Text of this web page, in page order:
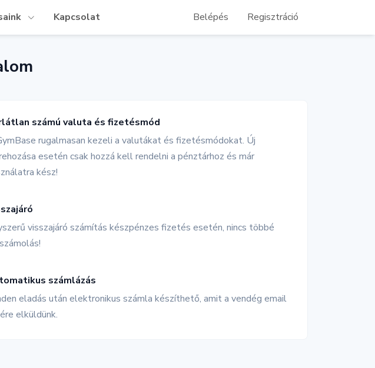
Kapcsolat Belépés Regisztráció
számú valuta és fizetésmód
rugalmasan kezeli a valutákat és fizetésmódokat. Új
esetén csak hozzá kell rendelni a pénztárhoz és már
kész!
visszajáró számítás készpénzes fizetés esetén, nincs többé
számlázás
eladás után elektronikus számla készíthető, amit a vendég email
elküldünk.